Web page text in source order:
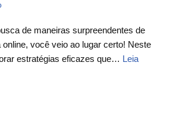
de maneiras surpreendentes de
você veio ao lugar certo! Neste
estratégias eficazes que… Leia